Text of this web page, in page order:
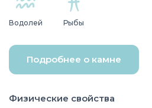
Водолей Рыбы
Подробнее о камне
Физические свойства